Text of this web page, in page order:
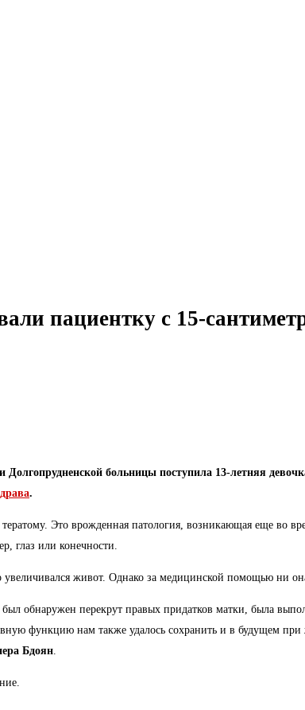
пациентку с 15-
Долгопрудненской больницы поступила 13-летняя
.
Это врожденная патология, возникающая еще во
глаз или конечности.
живот. Однако за медицинской помощью ни
обнаружен перекрут правых придатков матки, была
функцию нам также удалось сохранить и в будущем
Бдоян